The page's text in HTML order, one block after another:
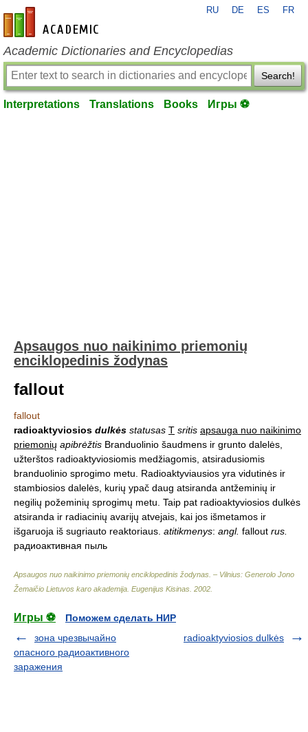
en-academic.com
RU DE ES FR
Academic Dictionaries and Encyclopedias
Search!
Interpretations Translations Books Игры ⚽
Apsaugos nuo naikinimo priemonių
enciklopedinis žodynas
fallout
fallout
radioaktyviosios dulkės statusas T sritis apsauga nuo naikinimo
priemonių apibrėžtis Branduolinio šaudmens ir grunto dalelės,
užterštos radioaktyviosiomis medžiagomis, atsiradusiomis
branduolinio sprogimo metu. Radioaktyviausios yra vidutinės ir
stambiosios dalelės, kurių ypač daug atsiranda antžeminių ir
negilių požeminių sprogimų metu. Taip pat radioaktyviosios dulkės
atsiranda ir radiacinių avarijų atvejais, kai jos išmetamos ir
išgaruoja iš sugriauto reaktoriaus. atitikmenys: angl. fallout rus.
радиоактивная пыль
Apsaugos nuo naikinimo priemonių enciklopedinis žodynas. – Vilnius: Generolo Jono
Žemaičio Lietuvos karo akademija Eugenijus Kisinas 2002
Игры ⚽
Поможем сделать НИР
зона чрезвычайно
опасного радиоактивного
заражения
radioaktyviosios dulkės